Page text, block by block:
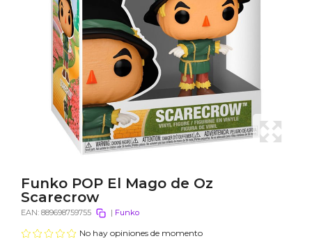
Funko POP El Mago de Oz
Scarecrow
EAN: 889698759755 | Funko
No hay opiniones de momento